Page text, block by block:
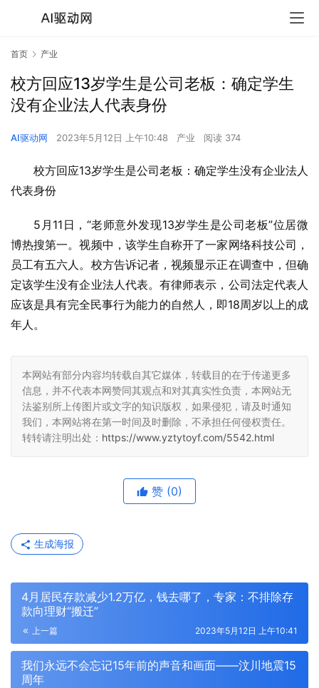
首页 产业
校方回应13岁学生是公司老板：确定学生
没有企业法人代表身份
AI驱动网 2023年5月12日 上午10:48 产业 阅读 374
校方回应13岁学生是公司老板：确定学生没有企业法人
代表身份
5月11日，“老师意外发现13岁学生是公司老板”位居微
博热搜第一。视频中，该学生自称开了一家网络科技公司，
员工有五六人。校方告诉记者，视频显示正在调查中，但确
定该学生没有企业法人代表。有律师表示，公司法定代表人
应该是具有完全民事行为能力的自然人，即18周岁以上的成
年人。
本网站有部分内容均转载自其它媒体，转载目的在于传递更多
信息，并不代表本网赞同其观点和对其真实性负责，本网站无
法鉴别所上传图片或文字的知识版权，如果侵犯，请及时通知
我们，本网站将在第一时间及时删除，不承担任何侵权责任。
转转请注明出处： https://www.yztytoyf.com/5542.html
赞 (0)
生成海报
4月居民存款减少1.2万亿，钱去哪了，专家：不排除存
款向理财“搬迁”
上一篇 2023年5月12日 上午10:41
我们永远不会忘记15年前的声音和画面——汶川地震15
周年